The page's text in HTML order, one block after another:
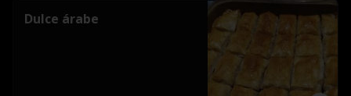
Dulce árabe